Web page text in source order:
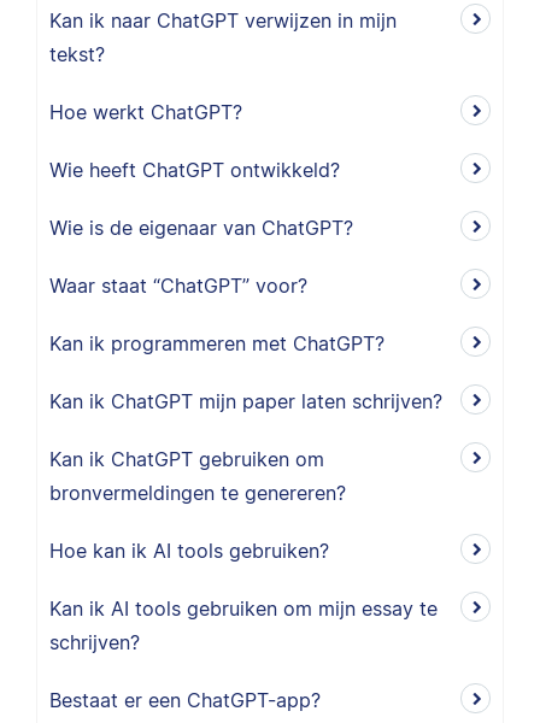
Kan ik naar ChatGPT verwijzen in mijn
tekst?
Hoe werkt ChatGPT?
Wie heeft ChatGPT ontwikkeld?
Wie is de eigenaar van ChatGPT?
Waar staat “ChatGPT” voor?
Kan ik programmeren met ChatGPT?
Kan ik ChatGPT mijn paper laten schrijven?
Kan ik ChatGPT gebruiken om
bronvermeldingen te genereren?
Hoe kan ik AI tools gebruiken?
Kan ik AI tools gebruiken om mijn essay te
schrijven?
Bestaat er een ChatGPT-app?